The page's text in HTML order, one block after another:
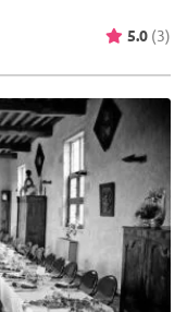
5.0 (3)